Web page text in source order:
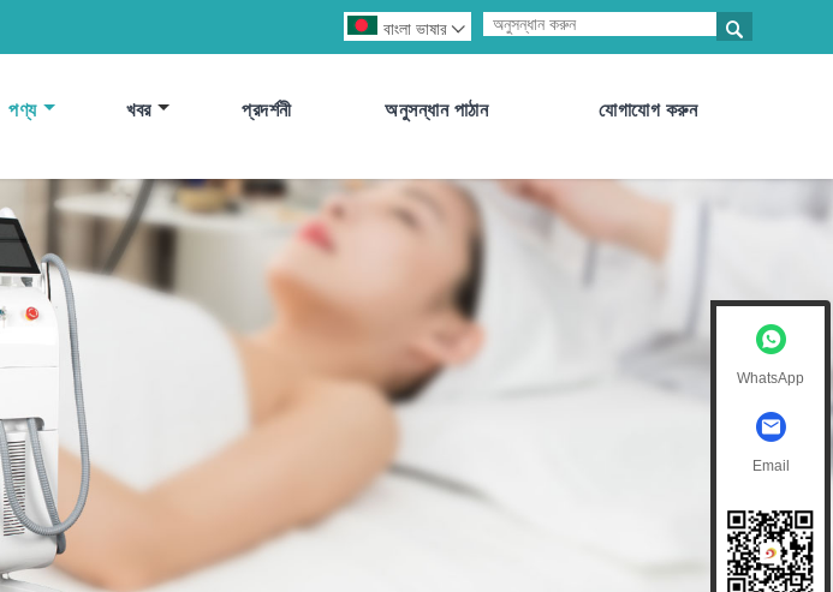

বাংলা ভাষার 
পণ্য খবর প্রদর্শনী অনুসন্ধান পাঠান যোগাযোগ করুন
WhatsApp
Email